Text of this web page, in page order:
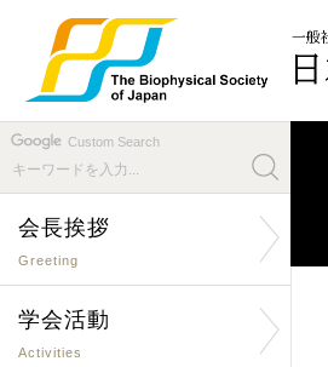
Custom Search
会長挨拶
Greeting
学会活動
Activities